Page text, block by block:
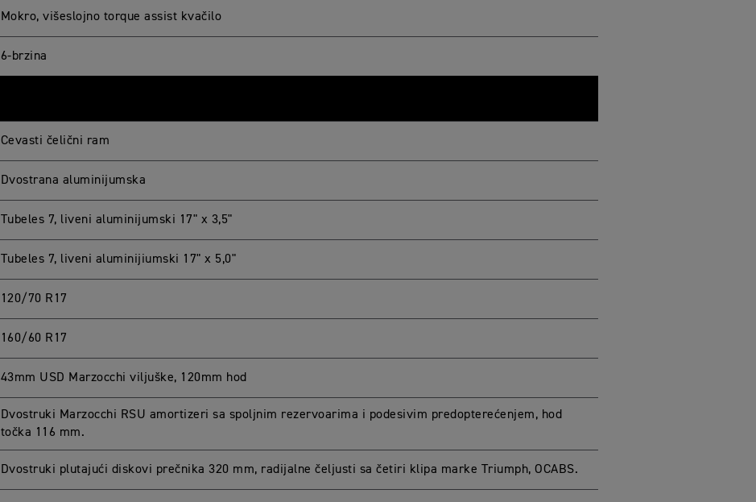
Mokro, višeslojno torque assist kvačilo
6-brzina
Cevasti čelični ram
Dvostrana aluminijumska
Tubeles 7, liveni aluminijumski 17" x 3,5"
Tubeles 7, liveni aluminijiumski 17" x 5,0"
120/70 R17
160/60 R17
43mm USD Marzocchi viljuške, 120mm hod
Dvostruki Marzocchi RSU amortizeri sa spoljnim rezervoarima i podesivim predopterećenjem, hod
točka 116 mm.
Dvostruki plutajući diskovi prečnika 320 mm, radijalne čeljusti sa četiri klipa marke Triumph, OCABS.